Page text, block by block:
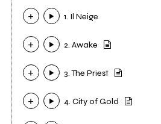
1. Il Neige
2. Awake
3. The Priest
4. City of Gold